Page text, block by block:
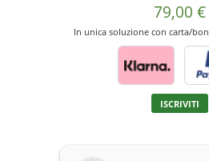
79,00 €
In unica soluzione con carta/
ISCRIVITI